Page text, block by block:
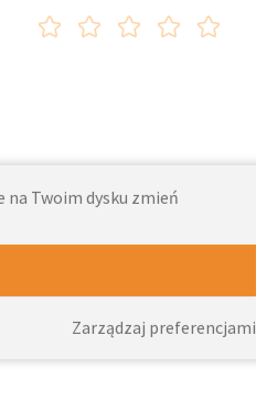
na Twoim dysku zmień
Zarządzaj preferencjami